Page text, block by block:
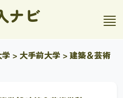
ナビ
> 大手前大学 > 建築＆芸術